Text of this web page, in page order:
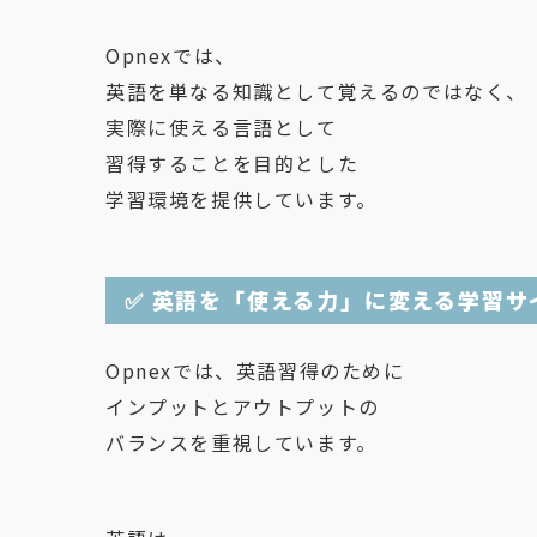
Opnexでは、
英語を単なる知識として覚えるのではなく、
実際に使える言語として
習得することを目的とした
学習環境を提供しています。
✅ 英語を「使える力」に変える学習サ
Opnexでは、英語習得のために
インプットとアウトプットの
バランスを重視しています。